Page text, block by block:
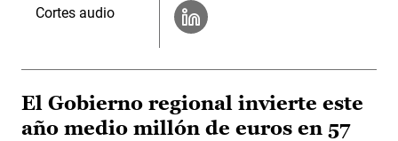
Cortes audio
El Gobierno regional invierte este
año medio millón de euros en 57